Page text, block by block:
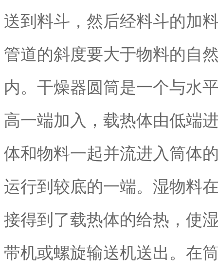
送到料斗，然后经料斗的加
管道的斜度要大于物料的自
内。干燥器圆筒是一个与水
高一端加入，载热体由低端
体和物料一起并流进入筒体
运行到较底的一端。湿物料
接得到了载热体的给热，使
带机或螺旋输送机送出。在